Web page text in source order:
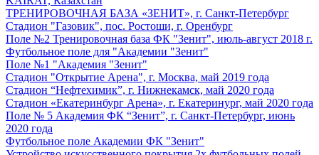
ТРЕНИРОВОЧНАЯ БАЗА «ЗЕНИТ», г. Санкт-Петербург
Стадион "Газовик", пос. Ростоши, г. Оренбург
Поле №2 Тренировочная база ФК "Зенит", июль-август 2018 г.
Футбольное поле для "Академии "Зенит"
Поле №1 "Академия "Зенит"
Стадион "Открытие Арена", г. Москва, май 2019 года
Стадион “Нефтехимик”, г. Нижнекамск, май 2020 года
Стадион «Екатеринбург Арена», г. Екатеринург, май 2020 года
Поле № 5 Академия ФК “Зенит”, г. Санкт-Петербург, июнь
2020 года
Футбольное поле Академии ФК "Зенит"